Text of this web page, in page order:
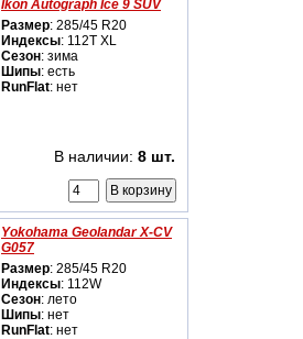
Ikon Autograph Ice 9 SUV
Размер: 285/45 R20
Индексы: 112T XL
Сезон: зима
Шипы: есть
RunFlat: нет
В наличии: 8 шт.
Yokohama Geolandar X-CV
G057
Размер: 285/45 R20
Индексы: 112W
Сезон: лето
Шипы: нет
RunFlat: нет